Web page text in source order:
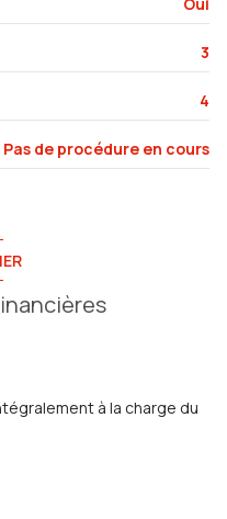
10 m²
12 m²
5 m²
20 m²
3
4
Pas de procédure en cours
à la charge du